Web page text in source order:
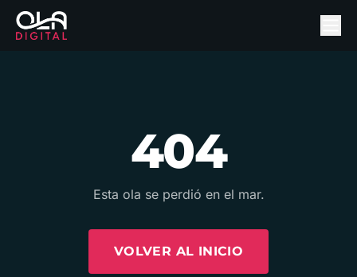
404
Esta ola se perdió en el mar.
VOLVER AL INICIO